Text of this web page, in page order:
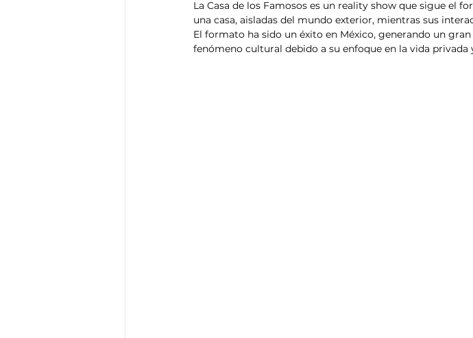
Think Tank Playground Tesis Análisis de tendencias
La Casa de los Famosos es un reality show que sigue el
una casa, aisladas del mundo exterior, mientras sus
El formato ha sido un éxito en México, generando un
fenómeno cultural debido a su enfoque en la vida